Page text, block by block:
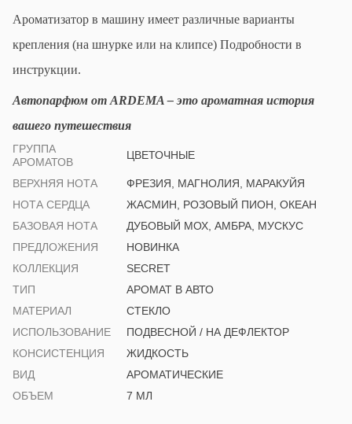
Ароматизатор в машину имеет различные варианты
крепления (на шнурке или на клипсе) Подробности в
инструкции.
Автопарфюм от ARDEMA – это ароматная история
вашего путешествия
ГРУППА
АРОМАТОВ
ЦВЕТОЧНЫЕ
ВЕРХНЯЯ НОТА
ФРЕЗИЯ, МАГНОЛИЯ, МАРАКУЙЯ
НОТА СЕРДЦА
ЖАСМИН, РОЗОВЫЙ ПИОН, ОКЕАН
БАЗОВАЯ НОТА
ДУБОВЫЙ МОХ, АМБРА, МУСКУС
ПРЕДЛОЖЕНИЯ
НОВИНКА
КОЛЛЕКЦИЯ
SECRET
ТИП
АРОМАТ В АВТО
МАТЕРИАЛ
СТЕКЛО
ИСПОЛЬЗОВАНИЕ
ПОДВЕСНОЙ / НА ДЕФЛЕКТОР
КОНСИСТЕНЦИЯ
ЖИДКОСТЬ
ВИД
АРОМАТИЧЕСКИЕ
ОБЪЕМ
7 МЛ